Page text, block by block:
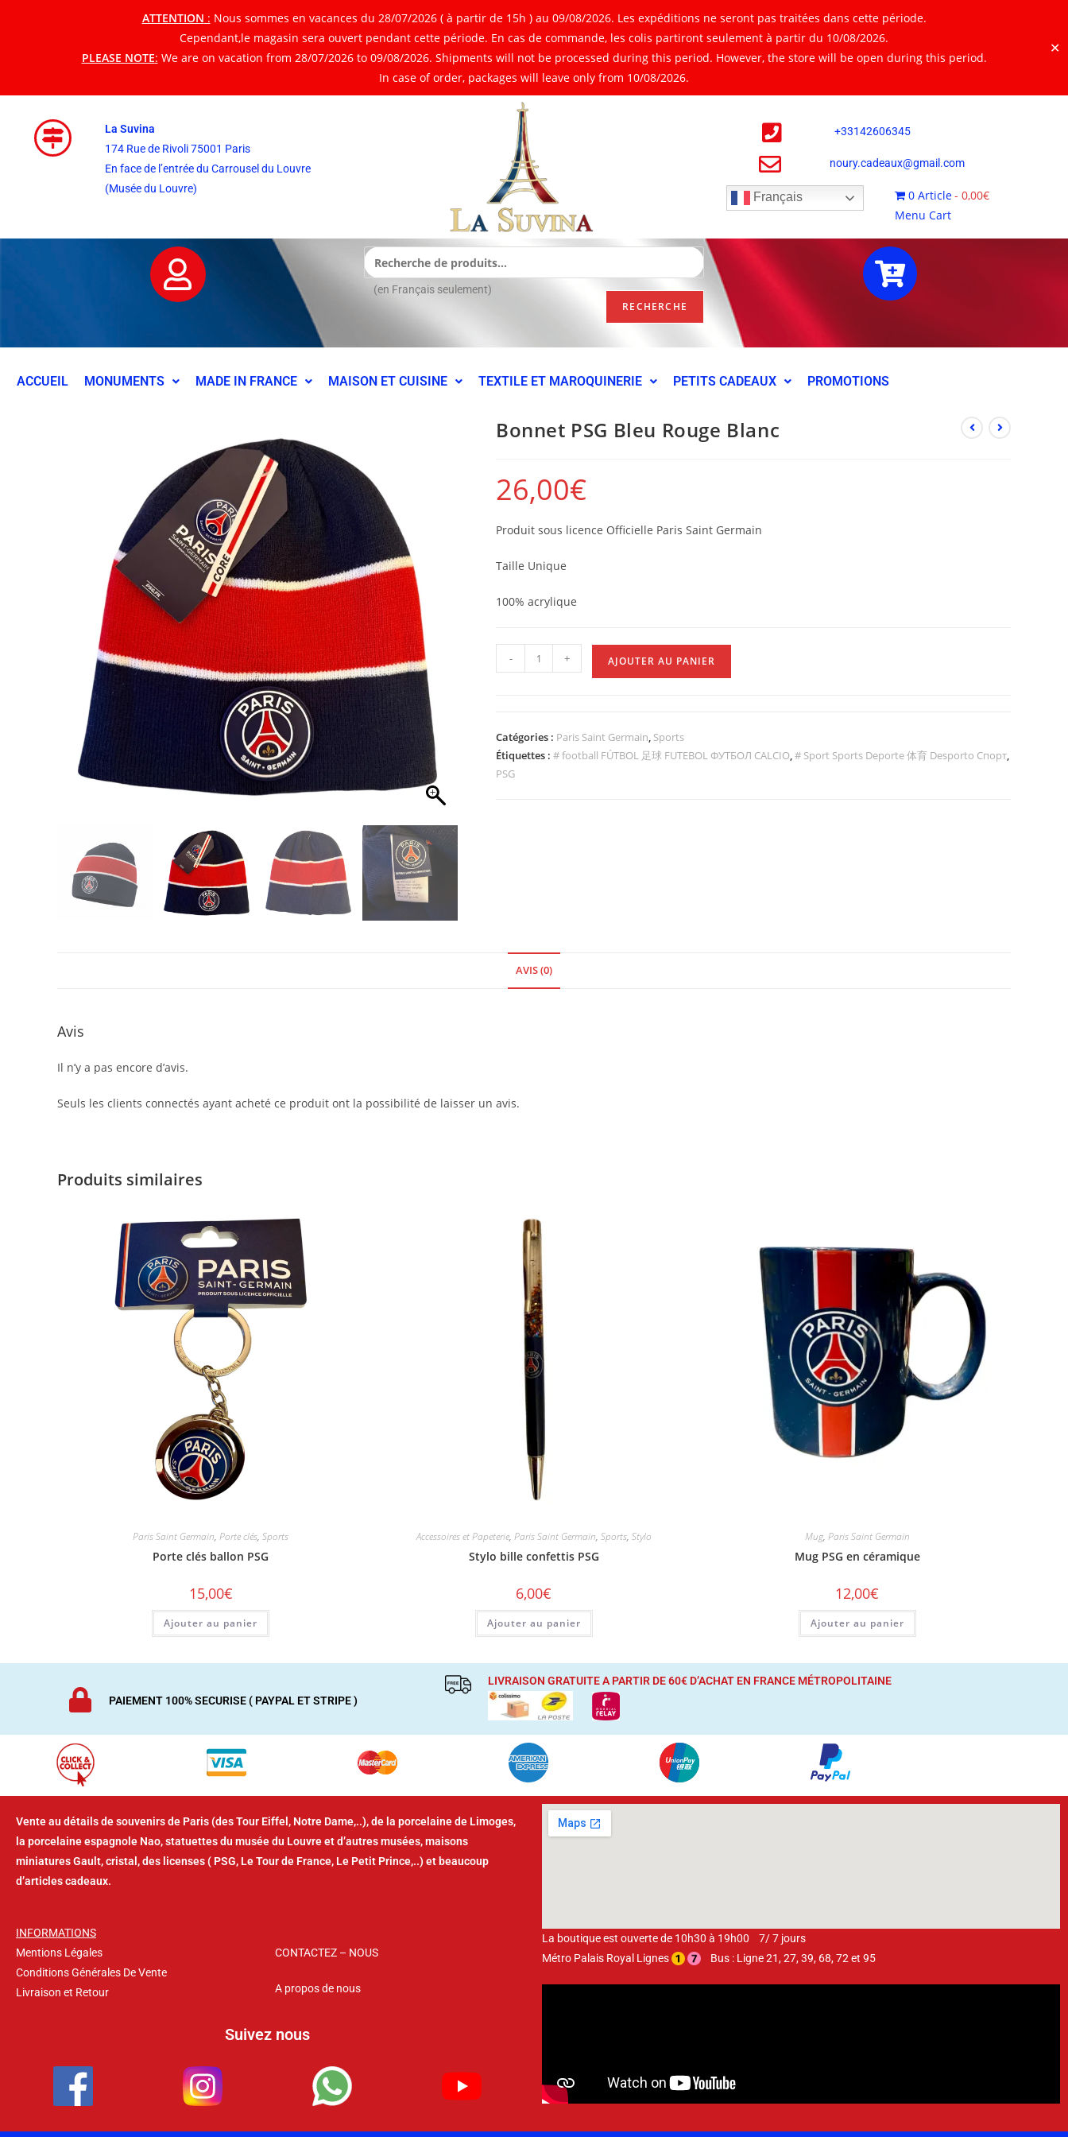
ATTENTION : Nous sommes en vacances du 28/07/2026 ( à partir de 15h ) au 09/08/2026. Les expéditions ne seront pas traitées dans cette période.
Cependant,le magasin sera ouvert pendant cette période. En cas de commande, les colis partiront seulement à partir du 10/08/2026.
PLEASE NOTE: We are on vacation from 28/07/2026 to 09/08/2026. Shipments will not be processed during this period. However, the store will be open during this period.
In case of order, packages will leave only from 10/08/2026.
✕
La Suvina
174 Rue de Rivoli 75001 Paris
En face de l’entrée du Carrousel du Louvre
(Musée du Louvre)
+33142606345
noury.cadeaux@gmail.com
Français 0 Article
0,00€
Menu Cart
RECHERCHE
(en Français seulement)
ACCUEIL MONUMENTS MADE IN FRANCE MAISON ET CUISINE TEXTILE ET MAROQUINERIE PETITS CADEAUX PROMOTIONS
Bonnet PSG Bleu Rouge Blanc
26,00€
Produit sous licence Officielle Paris Saint Germain
Taille Unique
100% acrylique
- + AJOUTER AU PANIER
Catégories : Paris Saint Germain, Sports
Étiquettes : # football FÚTBOL 足球 FUTEBOL ФУТБОЛ CALCIO,# Sport Sports Deporte 体育 Desporto Спорт,
PSG
AVIS (0)
Avis
Il n’y a pas encore d’avis.
Seuls les clients connectés ayant acheté ce produit ont la possibilité de laisser un avis.
Produits similaires
Paris Saint Germain,Porte clés,Sports
Porte clés ballon PSG
15,00€
Ajouter au panier
Accessoires et Papeterie, Paris Saint Germain, Sports, Stylo
Stylo bille confettis PSG
6,00€
Ajouter au panier
Mug, Paris Saint Germain
Mug PSG en céramique
12,00€
Ajouter au panier
PAIEMENT 100% SECURISE ( PAYPAL ET STRIPE )
LIVRAISON GRATUITE A PARTIR DE 60€ D’ACHAT EN FRANCE MÉTROPOLITAINE
Vente au détails de souvenirs de Paris (des Tour Eiffel, Notre Dame,..), de la porcelaine de Limoges,
la porcelaine espagnole Nao, statuettes du musée du Louvre et d’autres musées, maisons
miniatures Gault, cristal, des licenses ( PSG, Le Tour de France, Le Petit Prince,..) et beaucoup
d’articles cadeaux.
INFORMATIONS
Mentions Légales
Conditions Générales De Vente
Livraison et Retour
CONTACTEZ – NOUS
A propos de nous
Suivez nous
La boutique est ouverte de 10h30 à 19h00 7/ 7 jours
Métro Palais Royal Lignes
Bus : Ligne 21, 27, 39, 68, 72 et 95